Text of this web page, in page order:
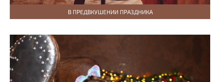
В ПРЕДВКУШЕНИИ ПРАЗДНИКА